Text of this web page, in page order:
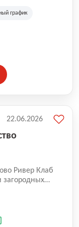
роста
постоянного
график
Ривер Клаб
загородных
Преимущества: -
вода - 5
22.06.2026